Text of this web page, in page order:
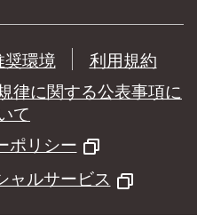
奨環境
利用規約
律に関する公表事項に
て
ポリシー
ャルサービス